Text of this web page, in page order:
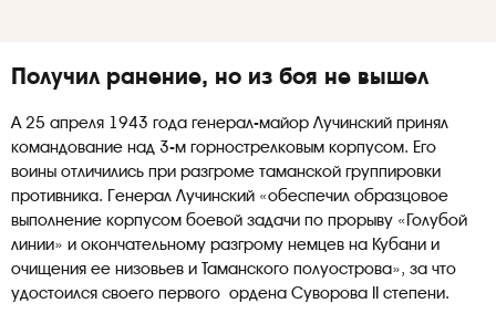
Получил ранение, но из боя не вышел
А 25 апреля 1943 года генерал-майор Лучинский принял
командование над 3-м горнострелковым корпусом. Его
воины отличились при разгроме таманской группировки
противника. Генерал Лучинский «обеспечил образцовое
выполнение корпусом боевой задачи по прорыву «Голубой
линии» и окончательному разгрому немцев на Кубани и
очищения ее низовьев и Таманского полуострова», за что
удостоился своего первого ордена Суворова II степени.